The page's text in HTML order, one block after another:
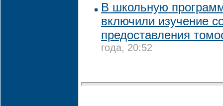
В школьную
включили изучение
предоставления
года, 20:52